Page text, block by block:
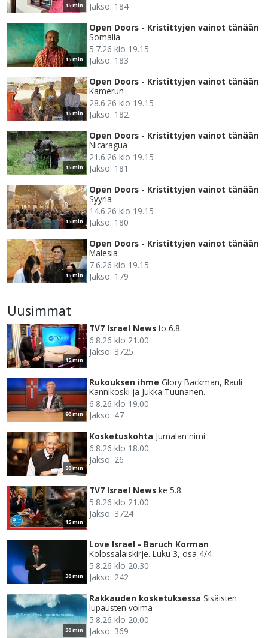
15 min
Jakso: 184
15 min
Open Doors - Kristittyjen vainot tänään
Somalia
5.7.26 klo 19.15
Jakso: 183
15 min
Open Doors - Kristittyjen vainot tänään
Kamerun
28.6.26 klo 19.15
Jakso: 182
15 min
Open Doors - Kristittyjen vainot tänään
Nicaragua
21.6.26 klo 19.15
Jakso: 181
15 min
Open Doors - Kristittyjen vainot tänään
Syyria
14.6.26 klo 19.15
Jakso: 180
15 min
Open Doors - Kristittyjen vainot tänään
Malesia
7.6.26 klo 19.15
Jakso: 179
Uusimmat
15 min
TV7 Israel News to 6.8.
6.8.26 klo 21.00
Jakso: 3725
90 min
Rukouksen ihme Glory Backman, Rauli
Kannikoski ja Jukka Tuunanen.
6.8.26 klo 19.00
Jakso: 47
30 min
Kosketuskohta Jumalan nimi
6.8.26 klo 18.00
Jakso: 26
15 min
TV7 Israel News ke 5.8.
5.8.26 klo 21.00
Jakso: 3724
30 min
Love Israel - Baruch Korman
Kolossalaiskirje. Luku 3, osa 4/4
5.8.26 klo 20.30
Jakso: 242
30 min
Rakkauden kosketuksessa Sisäisten
lupausten voima
5.8.26 klo 20.00
Jakso: 369